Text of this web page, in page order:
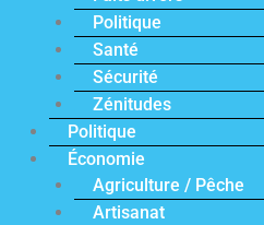
Politique
Santé
Sécurité
Zénitudes
Politique
Économie
Agriculture / Pêche
Artisanat